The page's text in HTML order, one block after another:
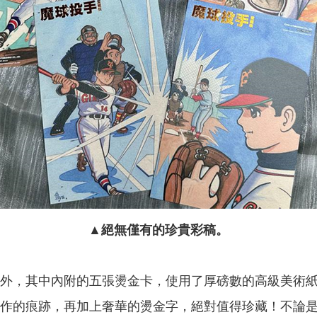
▲絕無僅有的珍貴彩稿。
，其中內附的五張燙金卡，使用了厚磅數的高級美術
的痕跡，再加上奢華的燙金字，絕對值得珍藏！不論